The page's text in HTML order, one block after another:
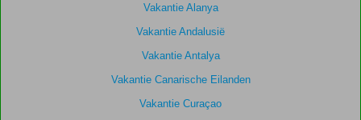
Vakantie Alanya
Vakantie Andalusië
Vakantie Antalya
Vakantie Canarische Eilanden
Vakantie Curaçao